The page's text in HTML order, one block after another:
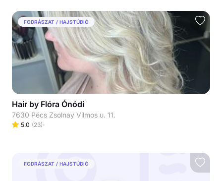
FODRÁSZAT / HAJSTÚDIÓ
Hair by Flóra Ónódi
7630 Pécs Zsolnay Vilmos u. 11.
5.0 (23)
FODRÁSZAT / HAJSTÚDIÓ